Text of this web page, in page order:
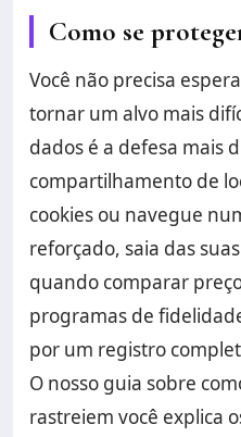
Como se
Você não precisa
tornar um alvo mais
dados é a defesa mais
compartilhamento de
cookies ou navegue
reforçado, saia das
quando comparar
programas de
por um registro
O nosso guia sobre
rastreiem você explica